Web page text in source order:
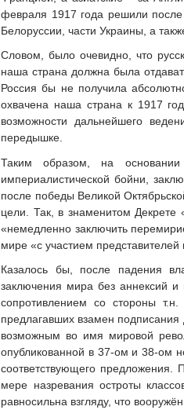
февраля 1917 года решили после
Белоруссии, части Украины, а
Словом, было очевидно, что
наша страна должна была
Россия бы не получила
охвачена наша страна к 1917
возможности дальнейшего
передышке.
Таким образом, на основании
империалистической бойни,
после победы Великой
цели. Так, в знаменитом
«немедленно заключить
мире «с участием
Казалось бы, после падения
заключения мира без аннексий
сопротивлением со стороны
предлагавших взамен
возможным во имя мировой
опубликованной в 37-ом и 38-ом
соответствующего предложения.
мере назревания остроты
равносильна взгляду, что